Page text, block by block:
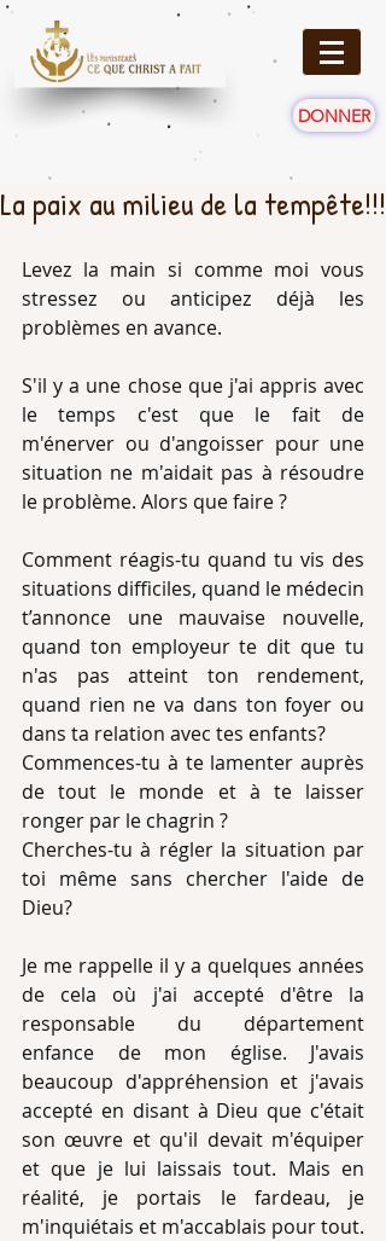
DONNER
La paix au milieu de la tempête!!!
Levez la main si comme moi vous
stressez ou anticipez déjà les
problèmes en avance.
S'il y a une chose que j'ai appris avec
le temps c'est que le fait de
m'énerver ou d'angoisser pour une
situation ne m'aidait pas à résoudre
le problème. Alors que faire ?
Comment réagis-tu quand tu vis des
situations difficiles, quand le médecin
t’annonce une mauvaise nouvelle,
quand ton employeur te dit que tu
n'as pas atteint ton rendement,
quand rien ne va dans ton foyer ou
dans ta relation avec tes enfants?
Commences-tu à te lamenter auprès
de tout le monde et à te laisser
ronger par le chagrin ?
Cherches-tu à régler la situation par
toi même sans chercher l'aide de
Dieu?
Je me rappelle il y a quelques années
de cela où j'ai accepté d'être la
responsable du département
enfance de mon église. J'avais
beaucoup d'appréhension et j'avais
accepté en disant à Dieu que c'était
son œuvre et qu'il devait m'équiper
et que je lui laissais tout. Mais en
réalité, je portais le fardeau, je
m'inquiétais et m'accablais pour tout.